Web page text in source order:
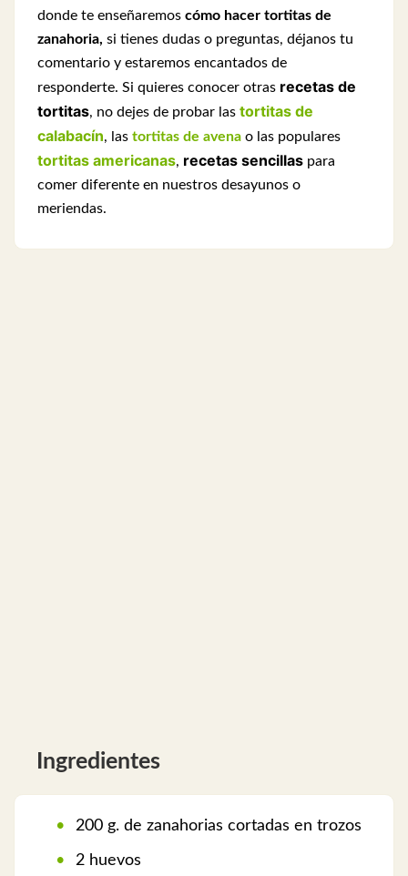
donde te enseñaremos cómo hacer tortitas de
zanahoria, si tienes dudas o preguntas, déjanos tu
comentario y estaremos encantados de
responderte. Si quieres conocer otras recetas de
tortitas, no dejes de probar las tortitas de
calabacín, las tortitas de avena o las populares
tortitas americanas, recetas sencillas para
comer diferente en nuestros desayunos o
meriendas.
Ingredientes
200 g. de zanahorias cortadas en trozos
2 huevos